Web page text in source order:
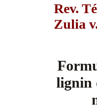
Rev.
Zulia
lignin